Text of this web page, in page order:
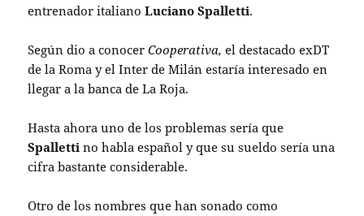
entrenador italianoLuciano Spalletti.
Según dio a conocerCooperativa,el destacado exDT
de la Roma y el Inter de Milán estaría interesado en
llegar a la banca de La Roja.
Hasta ahora uno de los problemas sería que
Spalletti no habla español y que su sueldo sería una
cifra bastante considerable.
Otro de los nombres que han sonado como